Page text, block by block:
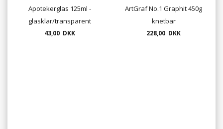
Apotekerglas 125ml -
glasklar/transparent
43,00 DKK
ArtGraf No.1 Graphit 450g
knetbar
228,00 DKK